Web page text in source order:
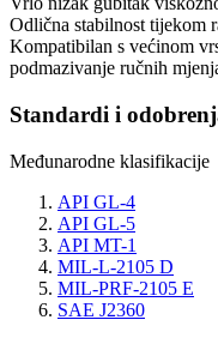
Odlična stabilnost tijekom
Kompatibilan s većinom
podmazivanje ručnih
Standardi i
Međunarodne klasifikacije
API GL-4
API GL-5
API MT-1
MIL-L-2105 D
MIL-PRF-2105 E
SAE J2360